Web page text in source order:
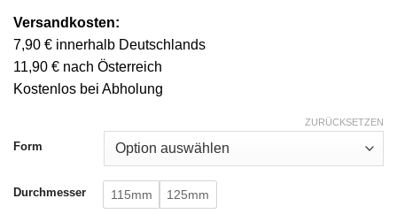
Versandkosten:
7,90 € innerhalb Deutschlands
11,90 € nach Österreich
Kostenlos bei Abholung
Form
Durchmesser 115mm 125mm
ZURÜCKSETZEN